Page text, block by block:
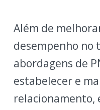
Além de
desempenho no
abordagens de
estabelecer e
relacionamento,